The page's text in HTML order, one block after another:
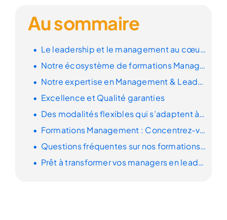
Au sommaire
Le leadership et le managementau cœur de la performance de votre entreprise
Notre écosystème deformations Management & Leadership
Notre expertise enManagement & Leadership
Excellence et Qualité garanties
Des modalitésflexiblesqui s’adaptent à votre organisation
Formations Management : Concentrez-vous sur l’apprentissage,
Questions fréquentes sur nosformations Management & Leadership
Prêt à transformer vos managers en leaders inspirants ?